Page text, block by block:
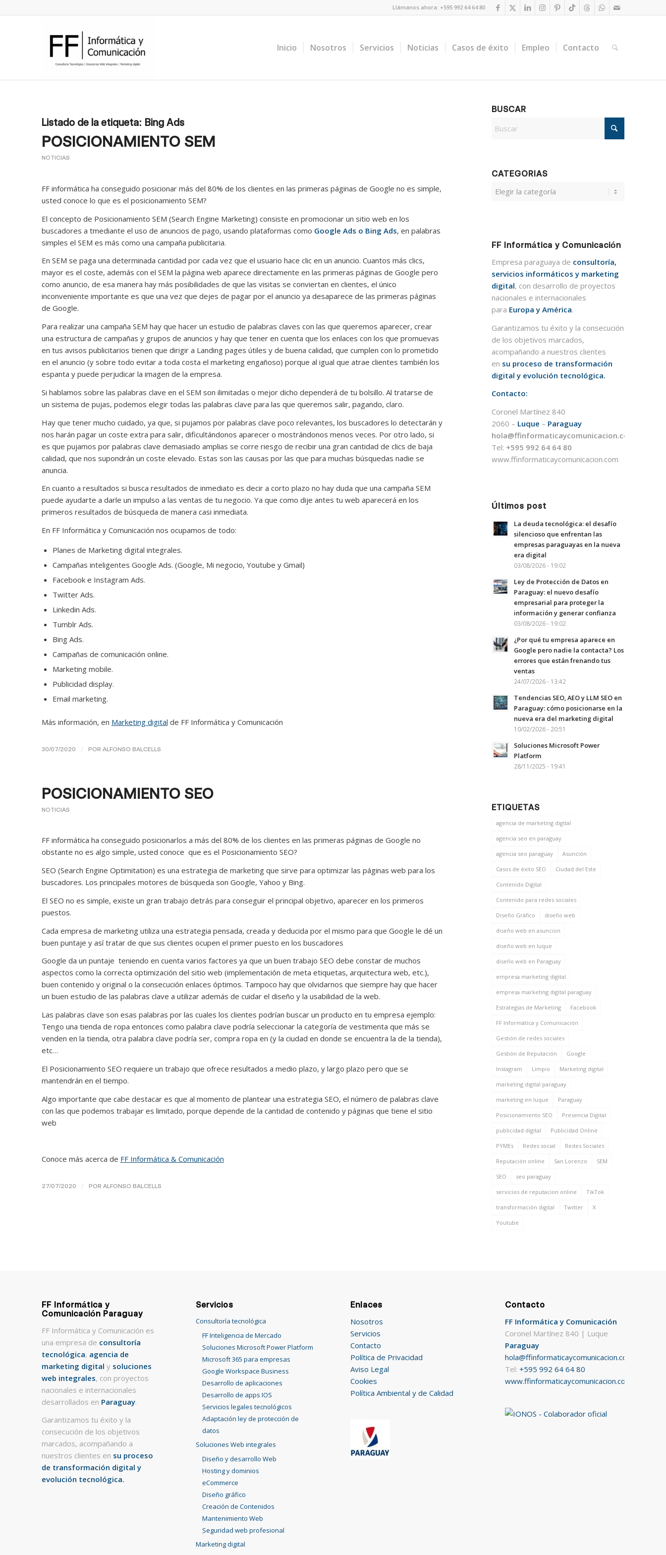
Llámanos ahora: +595 992 64 64 80
Inicio Nosotros Servicios Noticias Casos de éxito Empleo Contacto
Listado de la etiqueta: Bing Ads
POSICIONAMIENTO SEM
NOTICIAS
FF informática ha conseguido posicionar más del 80% de los clientes en las primeras páginas de Google no es simple,
usted conoce lo que es el posicionamiento SEM?
El concepto de Posicionamiento SEM (Search Engine Marketing) consiste en promocionar un sitio web en los
buscadores a tmediante el uso de anuncios de pago, usando plataformas como Google Ads o Bing Ads, en palabras
simples el SEM es más como una campaña publicitaria.
En SEM se paga una determinada cantidad por cada vez que el usuario hace clic en un anuncio. Cuantos más clics,
mayor es el coste, además con el SEM la página web aparece directamente en las primeras páginas de Google pero
como anuncio, de esa manera hay más posibilidades de que las visitas se conviertan en clientes, el único
inconveniente importante es que una vez que dejes de pagar por el anuncio ya desaparece de las primeras páginas
de Google.
Para realizar una campaña SEM hay que hacer un estudio de palabras claves con las que queremos aparecer, crear
una estructura de campañas y grupos de anuncios y hay que tener en cuenta que los enlaces con los que promuevas
en tus avisos publicitarios tienen que dirigir a Landing pages útiles y de buena calidad, que cumplen con lo prometido
en el anuncio (y sobre todo evitar a toda costa el marketing engañoso) porque al igual que atrae clientes también los
espanta y puede perjudicar la imagen de la empresa.
Si hablamos sobre las palabras clave en el SEM son ilimitadas o mejor dicho dependerá de tu bolsillo. Al tratarse de
un sistema de pujas, podemos elegir todas las palabras clave para las que queremos salir, pagando, claro.
Hay que tener mucho cuidado, ya que, si pujamos por palabras clave poco relevantes, los buscadores lo detectarán y
nos harán pagar un coste extra para salir, dificultándonos aparecer o mostrándonos menos veces. Por otro lado, si
es que pujamos por palabras clave demasiado amplias se corre riesgo de recibir una gran cantidad de clics de baja
calidad, que nos supondrán un coste elevado. Estas son las causas por las que para muchas búsquedas nadie se
anuncia.
En cuanto a resultados si busca resultados de inmediato es decir a corto plazo no hay duda que una campaña SEM
puede ayudarte a darle un impulso a las ventas de tu negocio. Ya que como dije antes tu web aparecerá en los
primeros resultados de búsqueda de manera casi inmediata.
En FF Informática y Comunicación nos ocupamos de todo:
Planes de Marketing digital integrales.
Campañas inteligentes Google Ads. (Google, Mi negocio, Youtube y Gmail)
Facebook e Instagram Ads.
Twitter Ads.
Linkedin Ads.
Tumblr Ads.
Bing Ads.
Campañas de comunicación online.
Marketing mobile.
Publicidad display.
Email marketing.
Más información, en Marketing digital de FF Informática y Comunicación
30/07/2020 / POR ALFONSO BALCELLS
POSICIONAMIENTO SEO
NOTICIAS
FF informática ha conseguido posicionarlos a más del 80% de los clientes en las primeras páginas de Google no
obstante no es algo simple, usted conoce que es el Posicionamiento SEO?
SEO (Search Engine Optimitation) es una estrategia de marketing que sirve para optimizar las páginas web para los
buscadores. Los principales motores de búsqueda son Google, Yahoo y Bing.
El SEO no es simple, existe un gran trabajo detrás para conseguir el principal objetivo, aparecer en los primeros
puestos.
Cada empresa de marketing utiliza una estrategia pensada, creada y deducida por el mismo para que Google le dé un
buen puntaje y así tratar de que sus clientes ocupen el primer puesto en los buscadores
Google da un puntaje teniendo en cuenta varios factores ya que un buen trabajo SEO debe constar de muchos
aspectos como la correcta optimización del sitio web (implementación de meta etiquetas, arquitectura web, etc.),
buen contenido y original o la consecución enlaces óptimos. Tampoco hay que olvidarnos que siempre hay que hacer
un buen estudio de las palabras clave a utilizar además de cuidar el diseño y la usabilidad de la web.
Las palabras clave son esas palabras por las cuales los clientes podrían buscar un producto en tu empresa ejemplo:
Tengo una tienda de ropa entonces como palabra clave podría seleccionar la categoría de vestimenta que más se
venden en la tienda, otra palabra clave podría ser, compra ropa en (y la ciudad en donde se encuentra la de la tienda),
etc…
El Posicionamiento SEO requiere un trabajo que ofrece resultados a medio plazo, y largo plazo pero que se
mantendrán en el tiempo.
Algo importante que cabe destacar es que al momento de plantear una estrategia SEO, el número de palabras clave
con las que podemos trabajar es limitado, porque depende de la cantidad de contenido y páginas que tiene el sitio
web
Conoce más acerca de FF Informática & Comunicación
27/07/2020 / POR ALFONSO BALCELLS
BUSCAR
CATEGORIAS
CATEGORIAS
FF Informática y Comunicación
Empresa paraguaya de consultoría,
servicios informáticos y marketing
digital, con desarrollo de proyectos
nacionales e internacionales
para Europa y América.
Garantizamos tu éxito y la consecución
de los objetivos marcados,
acompañando a nuestros clientes
en su proceso de transformación
digital y evolución tecnológica.
Contacto:
Coronel Martínez 840
2060 – Luque – Paraguay
hola@ffinformaticaycomunicacion.com
Tel: +595 992 64 64 80
www.ffinformaticaycomunicacion.com
Últimos post
La deuda tecnológica: el desafío
silencioso que enfrentan las
empresas paraguayas en la nueva
era digital
03/08/2026 - 19:02
Ley de Protección de Datos en
Paraguay: el nuevo desafío
empresarial para proteger la
información y generar confianza
03/08/2026 - 19:02
¿Por qué tu empresa aparece en
Google pero nadie la contacta? Los
errores que están frenando tus
ventas
24/07/2026 - 13:42
Tendencias SEO, AEO y LLM SEO en
Paraguay: cómo posicionarse en la
nueva era del marketing digital
10/02/2026 - 20:51
Soluciones Microsoft Power
Platform
28/11/2025 - 19:41
ETIQUETAS
agencia de marketing digital
agencia seo en paraguay
agencia seo paraguay Asunción
Casos de éxito SEO Ciudad del Este
Contenido Digital
Contenido para redes sociales
Diseño Gráfico diseño web
diseño web en asuncion
diseño web en luque
diseño web en Paraguay
empresa marketing digital
empresa marketing digital paraguay
Estrategias de Marketing Facebook
FF Informática y Comunicación
Gestión de redes sociales
Gestión de Reputación Google
Instagram Limpio Marketing digital
marketing digital paraguay
marketing en luque Paraguay
Posicionamiento SEO Presencia Digital
publicidad digital Publicidad Online
PYMEs Redes social Redes Sociales
Reputación online San Lorenzo SEM
SEO seo paraguay
servicios de reputacion online TikTok
transformación digital Twitter X
Youtube
FF Informática y
Comunicación Paraguay
FF Informática y Comunicación es
una empresa de consultoría
tecnológica, agencia de
marketing digital y soluciones
web integrales, con proyectos
nacionales e internacionales
desarrollados en Paraguay.
Garantizamos tu éxito y la
consecución de los objetivos
marcados, acompañando a
nuestros clientes en su proceso
de transformación digital y
evolución tecnológica.
Servicios
Consultoría tecnológica
FF Inteligencia de Mercado
Soluciones Microsoft Power Platform
Microsoft 365 para empresas
Google Workspace Business
Desarrollo de aplicaciones
Desarrollo de apps IOS
Servicios legales tecnológicos
Adaptación ley de protección de
datos
Soluciones Web integrales
Diseño y desarrollo Web
Hosting y dominios
eCommerce
Diseño gráfico
Creación de Contenidos
Mantenimiento Web
Seguridad web profesional
Marketing digital
Enlaces
Nosotros
Servicios
Contacto
Política de Privacidad
Aviso Legal
Cookies
Política Ambiental y de Calidad
Contacto
FF Informática y Comunicación
Coronel Martínez 840 | Luque
Paraguay
hola@ffinformaticaycomunicacion.com
Tel:+595 992 64 64 80
www.ffinformaticaycomunicacion.com